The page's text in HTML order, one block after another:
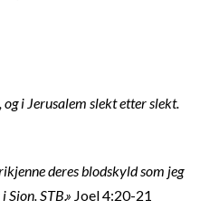
i Jerusalem slekt etter slekt.
deres blodskyld som jeg
STB.» Joel 4:20-21